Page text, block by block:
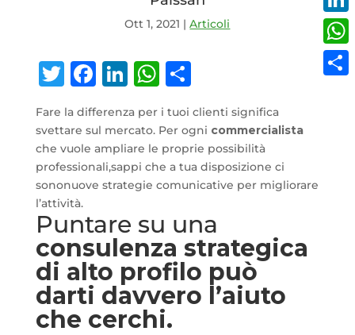
Ott 1, 2021 |Articoli
Twitter
Facebook
LinkedIn
WhatsApp
Condividi
Fare la differenza per i tuoi clienti significa
svettare sul mercato. Per ogni commercialista
che vuole ampliare le proprie possibilità
professionali,sappi che a tua disposizione ci
sononuove strategie comunicative per migliorare
l’attività.
Puntare su una
consulenza strategica
di alto profilo può
darti davvero l’aiuto
che cerchi.